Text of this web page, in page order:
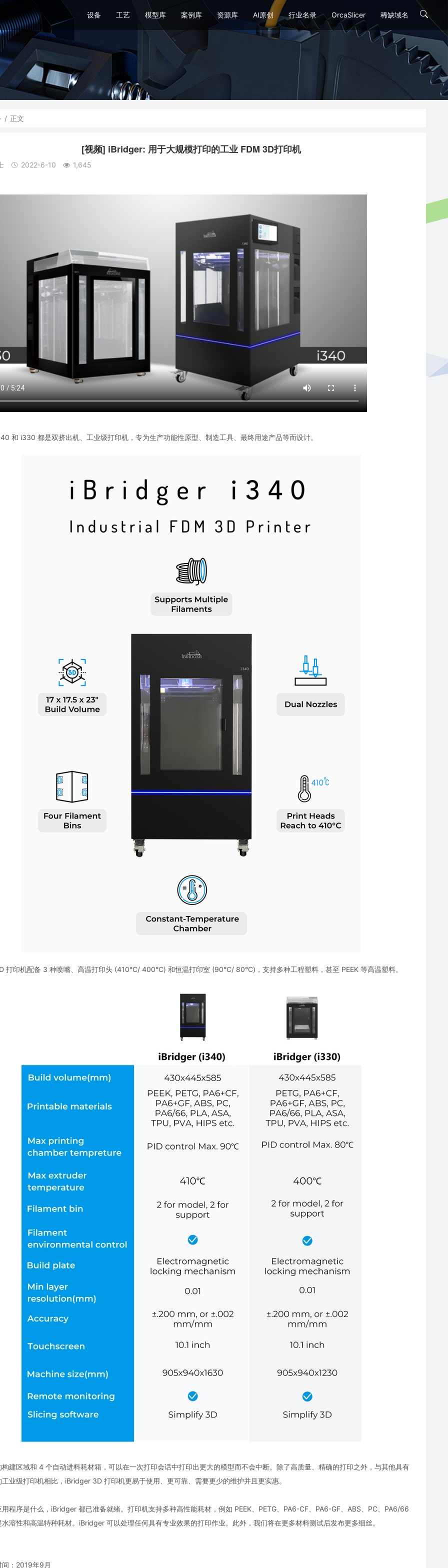
设备 工艺 模型库 案例库 资源库 AI原创 行业名录 OrcaSlicer 稀缺域名
/ 正文
[视频] iBridger: 用于大规模打印的工业 FDM 3D打印机
2022-6-10 1,645
和 i330 都是双挤出机、工业级打印机，专为生产功能性原型、制造工具、最终用途产品等而设计。
打印机配备 3 种喷嘴、高温打印头 (410°C/ 400°C) 和恒温打印室 (90°C/ 80°C)，支持多种工程塑料，甚至 PEEK 等高温塑料。
建区域和 4 个自动进料耗材箱，可以在一次打印会话中打印出更大的模型而不会中断。除了高质量、精确的打印之外，与其他具有
业级打印机相比，iBridger 3D 打印机更易于使用、更可靠、需要更少的维护并且更实惠。
程序是什么，iBridger 都已准备就绪。打印机支持多种高性能耗材，例如 PEEK、PETG、PA6-CF、PA6-GF、ABS、PC、PA6/66
溶性和高温特种耗材。iBridger 可以处理任何具有专业效果的打印作业。此外，我们将在更多材料测试后发布更多细丝。
：2019年9月